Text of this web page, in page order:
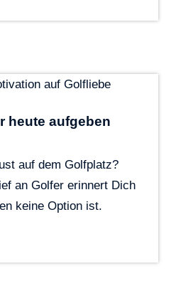
heute aufgeben
auf dem Golfplatz?
an Golfer erinnert Dich
keine Option ist.